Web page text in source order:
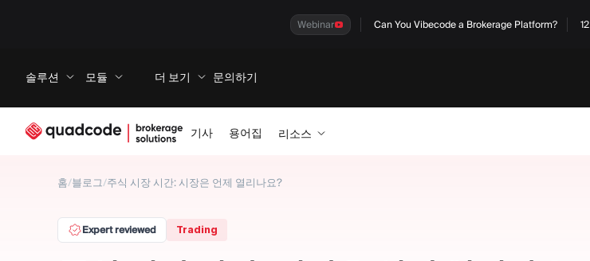
Webinar Can You Vibecode a Brokerage Platform? 12
솔루션 모듈 더 보기 문의하기
기사 용어집 리소스
홈/블로그/주식 시장 시간: 시장은 언제 열리나요?
Expert reviewed Trading